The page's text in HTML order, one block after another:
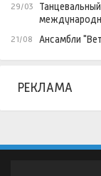
29/03
21/08 Ансамбли
РЕКЛАМА